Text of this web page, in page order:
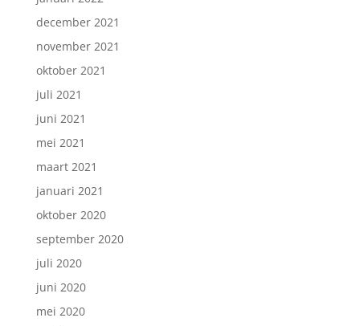
december 2021
november 2021
oktober 2021
juli 2021
juni 2021
mei 2021
maart 2021
januari 2021
oktober 2020
september 2020
juli 2020
juni 2020
mei 2020